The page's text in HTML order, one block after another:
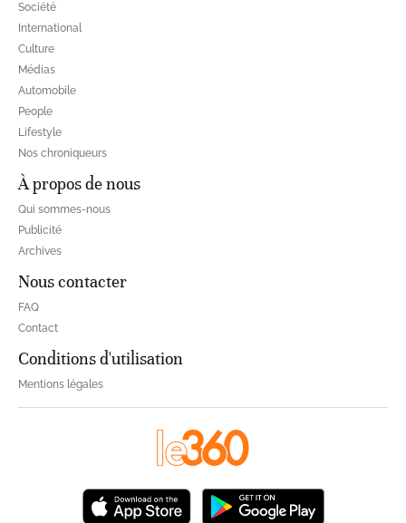
Société
International
Culture
Médias
Automobile
People
Lifestyle
Nos chroniqueurs
À propos de nous
Qui sommes-nous
Publicité
Archives
Nous contacter
FAQ
Contact
Conditions d'utilisation
Mentions légales